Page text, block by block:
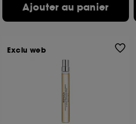
Ajouter au panier
Exclu web